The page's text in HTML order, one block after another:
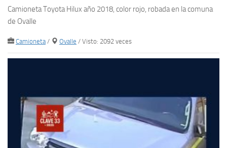
Camioneta Toyota Hilux año 2018, color rojo, robada en la comuna
de Ovalle
Camioneta/ Ovalle / Visto: 2092 veces